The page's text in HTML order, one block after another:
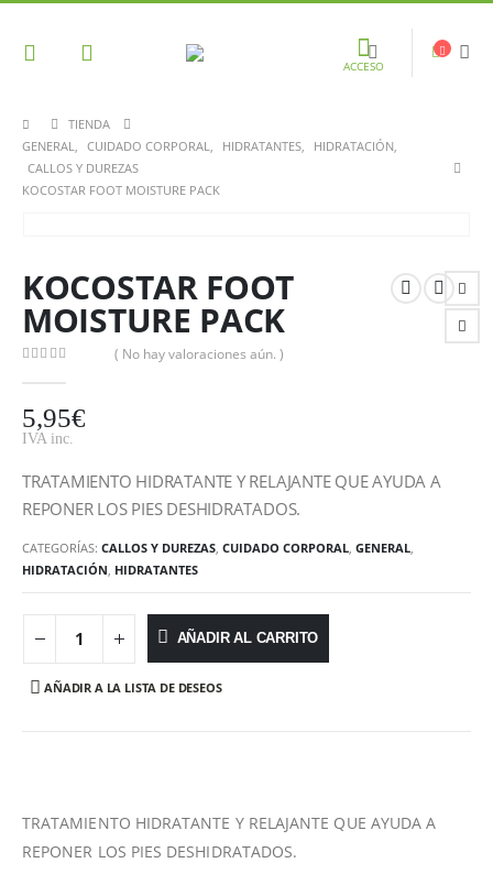
ACCESO
TIENDA
GENERAL, CUIDADO CORPORAL, HIDRATANTES, HIDRATACIÓN,
CALLOS Y DUREZAS
KOCOSTAR FOOT MOISTURE PACK
KOCOSTAR FOOT
MOISTURE PACK
( No hay valoraciones aún. )
5,95€
IVA inc.
TRATAMIENTO HIDRATANTE Y RELAJANTE QUE AYUDA A
REPONER LOS PIES DESHIDRATADOS.
CATEGORÍAS: CALLOS Y DUREZAS, CUIDADO CORPORAL, GENERAL,
HIDRATACIÓN, HIDRATANTES
AÑADIR AL CARRITO
AÑADIR A LA LISTA DE DESEOS
TRATAMIENTO HIDRATANTE Y RELAJANTE QUE AYUDA A
REPONER LOS PIES DESHIDRATADOS.